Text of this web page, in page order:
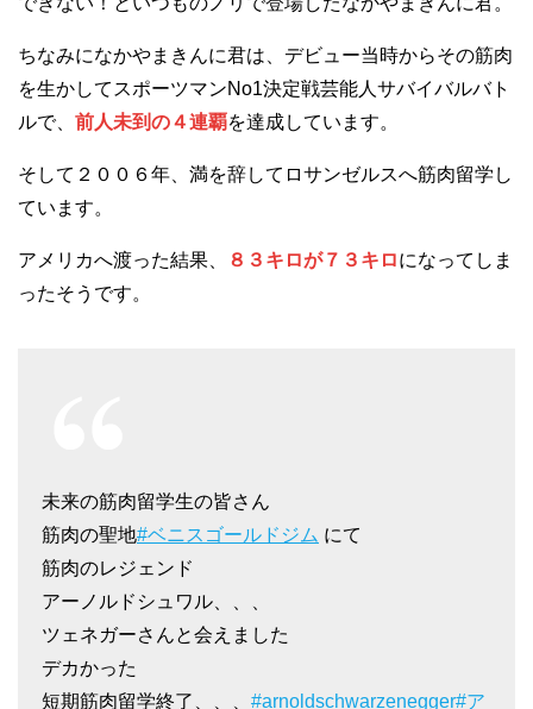
ちなみになかやまきんに君は、デビュー当時からその筋肉
を生かしてスポーツマンNo1決定戦芸能人サバイバルバト
ルで、 前人未到の４連覇を達成しています。
そして２００６年、満を辞してロサンゼルスへ筋肉留学し
ています。
アメリカへ渡った結果、 ８３キロが７３キロになってしま
ったそうです。
未来の筋肉留学生の皆さん
筋肉の聖地#ベニスゴールドジム にて
筋肉のレジェンド
アーノルドシュワル、、、
ツェネガーさんと会えました
デカかった
短期筋肉留学終了、、、 #arnoldschwarzenegger#ア